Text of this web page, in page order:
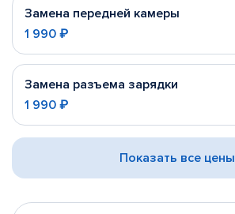
Замена передней камеры
1 990 ₽
Замена разъема зарядки
1 990 ₽
Показать все цены